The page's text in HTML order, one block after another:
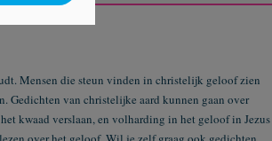
Mensen die steun vinden in christelijk geloof zien
Gedichten van christelijke aard kunnen gaan over
kwaad verslaan, en volharding in het geloof in Jezus